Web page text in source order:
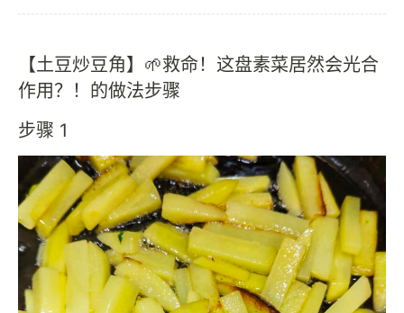
【土豆炒豆角】🌱救命！这盘素菜居然会光合
作用？！的做法步骤
步骤 1